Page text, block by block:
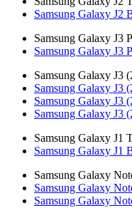
Samsung Galaxy J2
Samsung Galaxy J3
Samsung Galaxy J3
Samsung Galaxy J3
Samsung Galaxy J3
Samsung Galaxy J3
Samsung Galaxy J3
Samsung Galaxy J1
Samsung Galaxy J1
Samsung Galaxy
Samsung Galaxy
Samsung Galaxy